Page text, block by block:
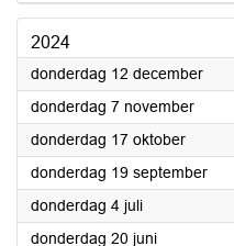
2024
donderdag 12 december2024
donderdag 7 november2024
donderdag 17 oktober2024
donderdag 19 september2024
donderdag 4 juli2024
donderdag 20 juni2024